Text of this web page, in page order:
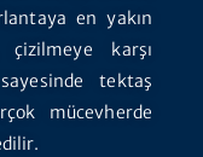
en yakın
çizilmeye karşı
tektaş
mücevherde